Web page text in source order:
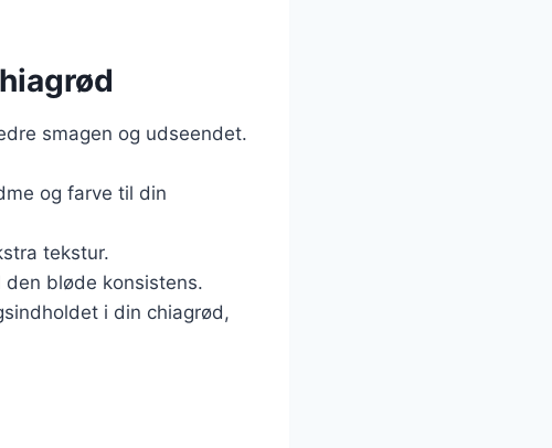
smagen og udseendet.
og farve til din
tekstur.
bløde konsistens.
i din chiagrød,